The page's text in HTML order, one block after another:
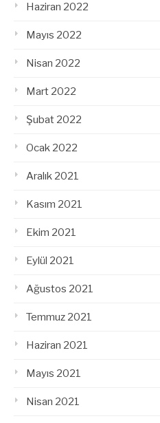
Haziran 2022
Mayıs 2022
Nisan 2022
Mart 2022
Şubat 2022
Ocak 2022
Aralık 2021
Kasım 2021
Ekim 2021
Eylül 2021
Ağustos 2021
Temmuz 2021
Haziran 2021
Mayıs 2021
Nisan 2021